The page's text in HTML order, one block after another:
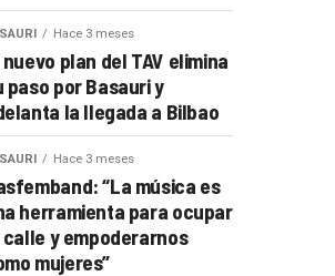
Hace 3 meses
nuevo plan del TAV elimina
paso por Basauri y
la llegada a Bilbao
Hace 3 meses
“La música es
herramienta para ocupar
calle y empoderarnos
mujeres”